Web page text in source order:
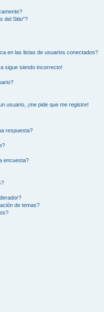
del Sitio"?
en las listas de usuarios conectados?
sigue siendo incorrecto!
usuario, ¡me pide que me registre!
respuesta?
encuesta?
de temas?